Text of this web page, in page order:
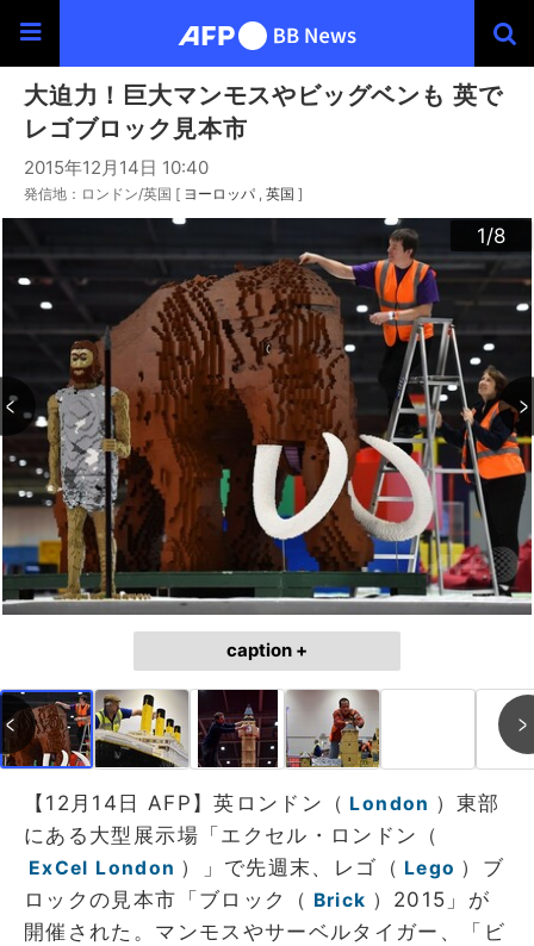
大迫力！巨大マンモスやビッグベンも 英で
レゴブロック見本市
2015年12月14日 10:40
発信地：ロンドン/英国 [ ヨーロッパ 英国 ]
1/8
2/8
3/8
4/8
5/8
6/8
7/8
8/8
caption +
【12月14日 AFP】英ロンドン（ London ）東部
にある大型展示場「エクセル・ロンドン（
ExCel London ）」で先週末、レゴ（ Lego ）ブ
ロックの見本市「ブロック（ Brick ）2015」が
開催された。マンモスやサーベルタイガー、「ビ